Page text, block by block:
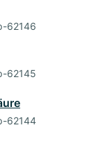
62146
62145
62144